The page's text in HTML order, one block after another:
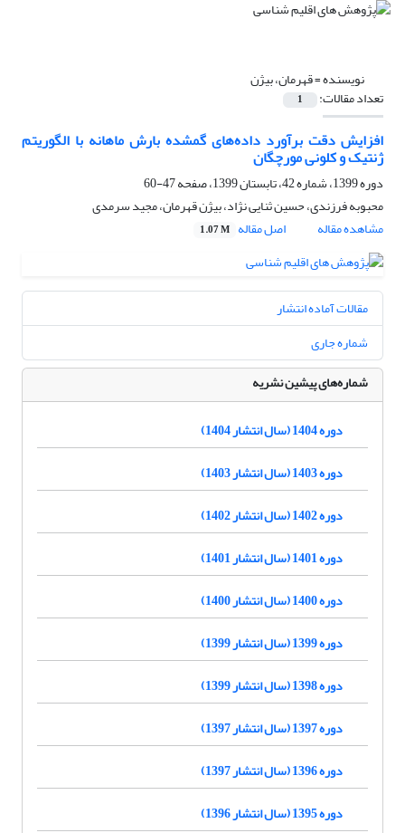
نویسنده =قهرمان، بیژن
تعداد مقالات: 1
افزایش دقت برآورد داده‌های گمشده بارش ماهانه با الگوریتم
ژنتیک و کلونی مورچگان
دوره 1399، شماره 42، تابستان 1399، صفحه
47-60
محبوبه فرزندی، حسین ثنایی نژاد، بیژن قهرمان، مجید سرمدی
مشاهده مقاله
اصل مقاله 1.07 M
مقالات آماده انتشار
شماره جاری
شماره‌های پیشین نشریه
دوره 1404 (سال انتشار 1404)
دوره 1403 (سال انتشار 1403)
دوره 1402 (سال انتشار 1402)
دوره 1401 (سال انتشار 1401)
دوره 1400 (سال انتشار 1400)
دوره 1399 (سال انتشار 1399)
دوره 1398 (سال انتشار 1399)
دوره 1397 (سال انتشار 1397)
دوره 1396 (سال انتشار 1397)
دوره 1395 (سال انتشار 1396)